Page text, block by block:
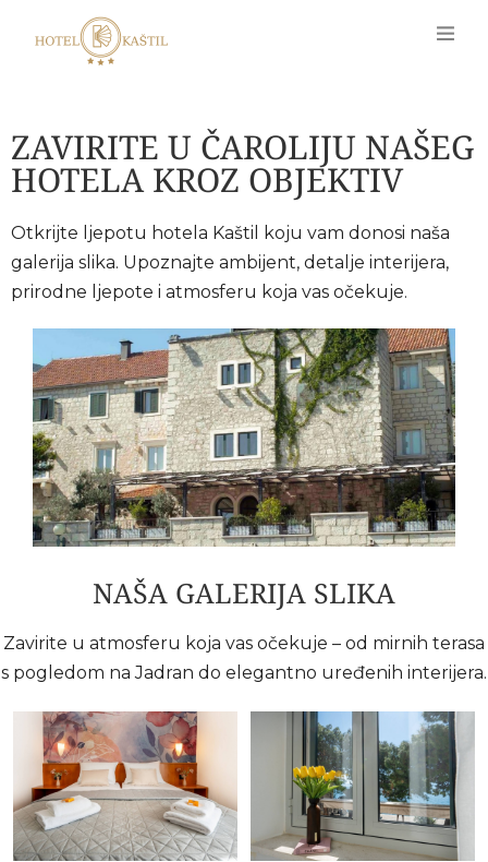
ZAVIRITE U ČAROLIJU NAŠEG
HOTELA KROZ OBJEKTIV
Otkrijte ljepotu hotela Kaštil koju vam donosi naša
galerija slika. Upoznajte ambijent, detalje interijera,
prirodne ljepote i atmosferu koja vas očekuje.
NAŠA GALERIJA SLIKA
Zavirite u atmosferu koja vas očekuje – od mirnih terasa
s pogledom na Jadran do elegantno uređenih interijera.